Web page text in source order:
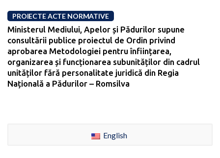
PROIECTE ACTE NORMATIVE
Ministerul Mediului, Apelor și Pădurilor supune
consultării publice proiectul de Ordin privind
aprobarea Metodologiei pentru înființarea,
organizarea și funcționarea subunităților din cadrul
unităților fără personalitate juridică din Regia
Națională a Pădurilor – Romsilva
English